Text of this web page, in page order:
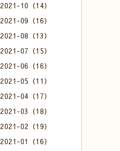
2021-10（14）
2021-09（16）
2021-08（13）
2021-07（15）
2021-06（16）
2021-05（11）
2021-04（17）
2021-03（18）
2021-02（19）
2021-01（16）